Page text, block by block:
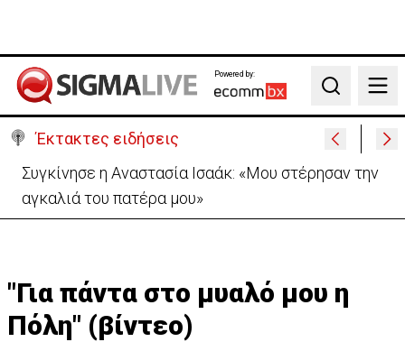
Powered by:
Search
Έκτακτες ειδήσεις
Μεγάλο πακέτο όπλων από Τουρκία προς Ουκρανία
-Κίνηση με μήνυμα προς Μόσχα;
"Για πάντα στο μυαλό μου η
Πόλη" (βίντεο)